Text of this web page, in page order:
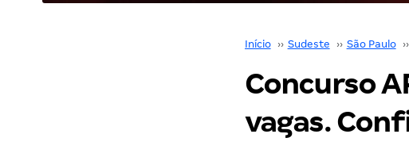
Início ›› Sudeste ›› São Paulo ››
Concurso
vagas.